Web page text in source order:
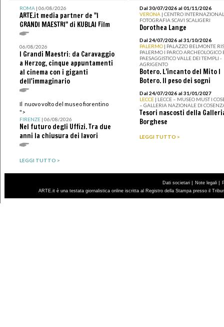
ROMA| 06/08/2026
ARTE.it media partner de "I
GRANDI MAESTRI" di KUBLAI Film
06/08/2026
I Grandi Maestri: da Caravaggio
a Herzog, cinque appuntamenti
al cinema con i giganti
dell'immaginario
Il nuovo volto del museo fiorentino
">
FIRENZE| 06/08/2026
Nel futuro degli Uffizi. Tra due
anni la chiusura dei lavori
LEGGI TUTTO >
Dal 30/07/2026 al 01/11/2026
VERONA | CENTRO
FOTOGRAFIA SCAVI SCALIGERI
Dorothea Lange
Dal 24/07/2026 al 31/10/2026
PALERMO | PALAZZO BELMONTE
PALERMO I PARCO ARCHEOLOGICO
PAESAGGISTICO VALLE DEI TEMPLI -
AGRIGENTO
Botero. L’incanto del Mito I
Botero. Il peso dei sogni
Dal 24/07/2026 al 31/01/2027
LECCE | LECCE – MUSEO MUST I
– GALLERIA NAZIONALE DI
Tesori nascosti della
Borghese
LEGGI TUTTO >
Dati societari | Note legali |
ARTE.it è una testata giornalistica online iscritta al Registro della Stampa presso il